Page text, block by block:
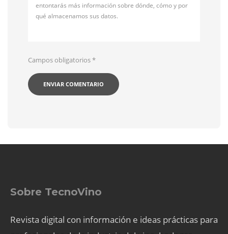
entontarás más información sobre dónde, cómo y por
qué almacenamos sus datos.
Campos obligatorios*
Sobre TecnoVino
Revista digital con información e ideas prácticas para